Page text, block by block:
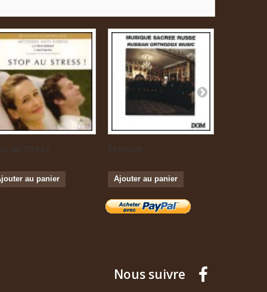
au Stress
au panier
Musique...
Ajouter au panier
Nous suivre